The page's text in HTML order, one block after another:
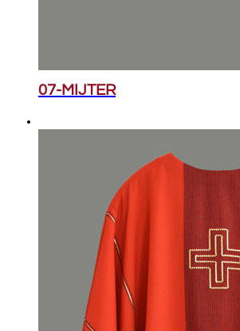
07-MIJTER